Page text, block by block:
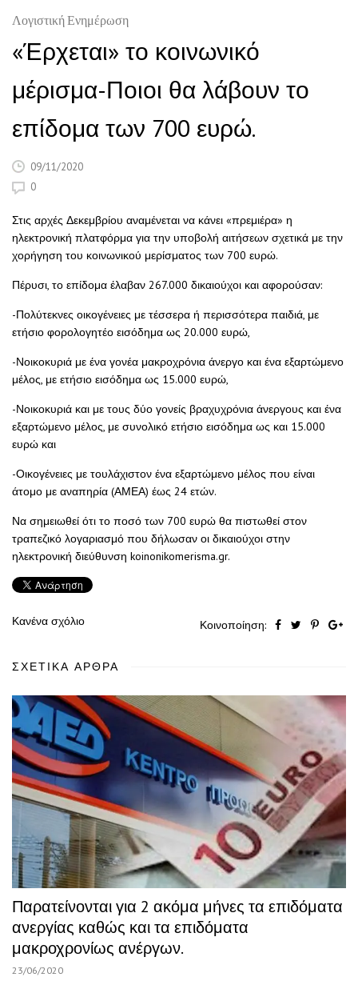
Λογιστική Ενημέρωση
«Έρχεται» το κοινωνικό
μέρισμα-Ποιοι θα λάβουν το
επίδομα των 700 ευρώ.
09/11/2020
0
Στις αρχές Δεκεμβρίου αναμένεται να κάνει «πρεμιέρα» η
ηλεκτρονική πλατφόρμα για την υποβολή αιτήσεων σχετικά με την
χορήγηση του κοινωνικού μερίσματος των 700 ευρώ.
Πέρυσι, το επίδομα έλαβαν 267.000 δικαιούχοι και αφορούσαν:
-Πολύτεκνες οικογένειες με τέσσερα ή περισσότερα παιδιά, με
ετήσιο φορολογητέο εισόδημα ως 20.000 ευρώ,
-Νοικοκυριά με ένα γονέα μακροχρόνια άνεργο και ένα εξαρτώμενο
μέλος, με ετήσιο εισόδημα ως 15.000 ευρώ,
-Νοικοκυριά και με τους δύο γονείς βραχυχρόνια άνεργους και ένα
εξαρτώμενο μέλος, με συνολικό ετήσιο εισόδημα ως και 15.000
ευρώ και
-Οικογένειες με τουλάχιστον ένα εξαρτώμενο μέλος που είναι
άτομο με αναπηρία (ΑΜΕΑ) έως 24 ετών.
Να σημειωθεί ότι το ποσό των 700 ευρώ θα πιστωθεί στον
τραπεζικό λογαριασμό που δήλωσαν οι δικαιούχοι στην
ηλεκτρονική διεύθυνση koinonikomerisma.gr.
Κανένα σχόλιο Κοινοποίηση:
ΣΧΕΤΙΚΆ ΆΡΘΡΑ
Παρατείνονται για 2 ακόμα μήνες τα επιδόματα
ανεργίας καθώς και τα επιδόματα
μακροχρονίως ανέργων.
23/06/2020